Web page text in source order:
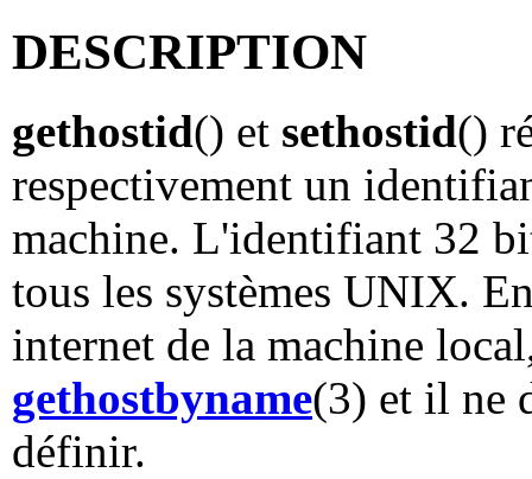
DESCRIPTION
gethostid() et sethostid()
respectivement un
machine. L'identifiant 32
tous les systèmes UNIX.
internet de la machine
gethostbyname(3) et il ne
définir.